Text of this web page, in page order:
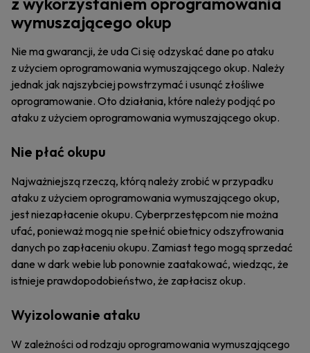
wymuszającego okup
Nie ma gwarancji, że uda Ci się odzyskać dane po ataku
z użyciem oprogramowania wymuszającego okup. Należy
jednak jak najszybciej powstrzymać i usunąć złośliwe
oprogramowanie. Oto działania, które należy podjąć po
ataku z użyciem oprogramowania wymuszającego okup.
Nie płać okupu
Najważniejszą rzeczą, którą należy zrobić w przypadku
ataku z użyciem oprogramowania wymuszającego okup,
jest niezapłacenie okupu. Cyberprzestępcom nie można
ufać, ponieważ mogą nie spełnić obietnicy odszyfrowania
danych po zapłaceniu okupu. Zamiast tego mogą sprzedać
dane w dark webie lub ponownie zaatakować, wiedząc, że
istnieje prawdopodobieństwo, że zapłacisz okup.
Wyizolowanie ataku
W zależności od rodzaju oprogramowania wymuszającego